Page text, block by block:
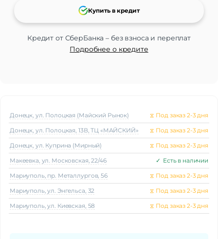
Кредит от СберБанка – без взноса и переплат
Подробнее о кредите
Купить в кредит
Донецк, ул. Полоцкая (Майский Рынок) ⧖ Под заказ 2-3 дня
Донецк, ул. Полоцкая, 13В, ТЦ «МАЙСКИЙ» ⧖ Под заказ 2-3 дня
Донецк, ул. Куприна (Мирный) ⧖ Под заказ 2-3 дня
Макеeвка, ул. Московская, 22/46 ✓ Есть в наличии
Мариуполь, пр. Металлургов, 56 ⧖ Под заказ 2-3 дня
Мариуполь, ул. Энгельса, 32 ⧖ Под заказ 2-3 дня
Мариуполь, ул. Киевская, 58 ⧖ Под заказ 2-3 дня